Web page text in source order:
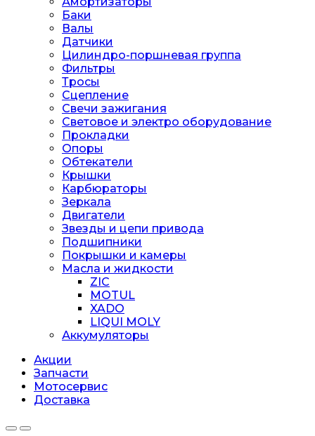
Баки
Валы
Датчики
Цилиндро-поршневая группа
Фильтры
Тросы
Сцепление
Свечи зажигания
Световое и электро оборудование
Прокладки
Опоры
Обтекатели
Крышки
Карбюраторы
Зеркала
Двигатели
Звезды и цепи привода
Подшипники
Покрышки и камеры
Масла и жидкости
ZIC
MOTUL
XADO
LIQUI MOLY
Аккумуляторы
Акции
Запчасти
Мотосервис
Доставка